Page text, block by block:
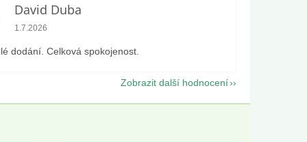
David Duba
Hodnocení obchodu je 5 z 5 hvězdiček.
1.7.2026
dodání. Celková spokojenost.
Zobrazit další hodnocení